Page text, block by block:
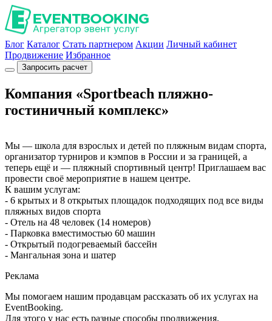
Блог Каталог Стать партнером Акции Личный кабинет
Продвижение Избранное
Запросить расчет
Компания «Sportbeach пляжно-
гостиничный комплекс»
Мы — школа для взрослых и детей по пляжным видам спорта,
организатор турниров и кэмпов в России и за границей, а
теперь ещё и — пляжный спортивный центр! Приглашаем вас
провести своё мероприятие в нашем центре.
К вашим услугам:
- 6 крытых и 8 открытых площадок подходящих под все виды
пляжных видов спорта
- Отель на 48 человек (14 номеров)
- Парковка вместимостью 60 машин
- Открытый подогреваемый бассейн
- Мангальная зона и шатер
Реклама
Мы помогаем нашим продавцам рассказать об их услугах на
EventBooking.
Для этого у нас есть разные способы продвижения.